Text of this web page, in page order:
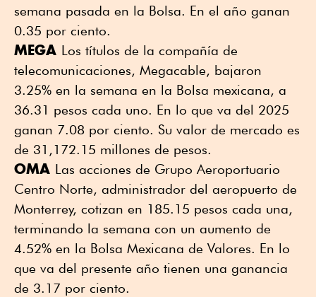
semana pasada en la Bolsa. En el año ganan
0.35 por ciento.
MEGA Los títulos de la compañía de
telecomunicaciones, Megacable, bajaron
3.25% en la semana en la Bolsa mexicana, a
36.31 pesos cada uno. En lo que va del 2025
ganan 7.08 por ciento. Su valor de mercado es
de 31,172.15 millones de pesos.
OMA Las acciones de Grupo Aeroportuario
Centro Norte, administrador del aeropuerto de
Monterrey, cotizan en 185.15 pesos cada una,
terminando la semana con un aumento de
4.52% en la Bolsa Mexicana de Valores. En lo
que va del presente año tienen una ganancia
de 3.17 por ciento.